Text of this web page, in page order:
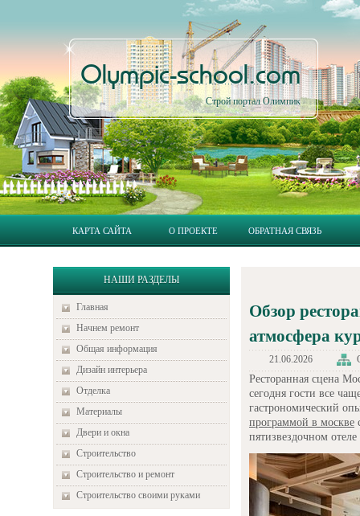
Olympic-school.com
Строй портал Олимпик
КАРТА САЙТА О ПРОЕКТЕ ОБРАТНАЯ СВЯЗЬ
НАШИ РАЗДЕЛЫ
Главная
Начнем ремонт
Общая информация
Дизайн интерьера
Отделка
Материалы
Двери и окна
Строительство
Строительство и ремонт
Строительство своими руками
Обзор
атмосфера
21.06.2026
Ресторанная сцена
сегодня гости все
гастрономический
программой в москве
пятизвездочном